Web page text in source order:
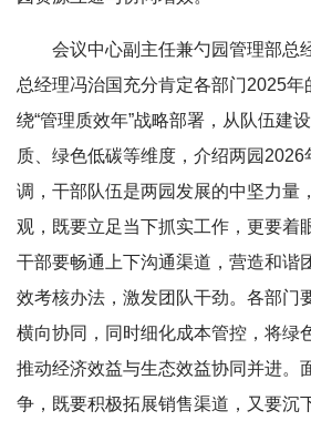
会议中心副主任兼勺园管理部总
总经理冯治国充分肯定各部门2025年
绕“管理质效年”战略部署，从队伍建
质、绿色低碳等维度，介绍两园2026
调，干部队伍是两园发展的中坚力量
观，既要立足当下抓实工作，更要着
干部要畅通上下沟通渠道，营造和谐
效考核办法，激发团队干劲。各部门
横向协同，同时细化成本管控，将绿
推动经济效益与生态效益协同并进。
争，既要积极拓展销售渠道，又要沉